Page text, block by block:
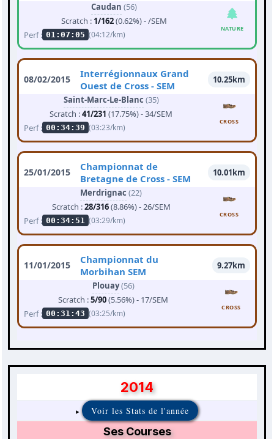
Caudan (56)
Scratch : 1/162(0.62%) - /SEM
Perf : 01:07:05 (04:12/km)
NATURE
08/02/2015
Interrégionnaux Grand
Ouest de Cross - SEM
10.25km
Saint-Marc-Le-Blanc (35)
Scratch :41/231 (17.75%) - 34/SEM
Perf : 00:34:39 (03:23/km)
CROSS
25/01/2015
Championnat de
Bretagne de Cross - SEM
10.01km
Merdrignac (22)
Scratch :28/316(8.86%) - 26/SEM
Perf : 00:34:51 (03:29/km)
CROSS
11/01/2015
Championnat du
Morbihan SEM
9.27km
Plouay(56)
Scratch :5/90(5.56%) - 17/SEM
Perf : 00:31:43 (03:25/km)
CROSS
2014
Voir les Stats de l'année
Ses Courses